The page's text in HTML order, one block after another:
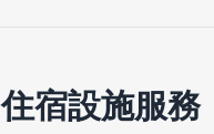
住宿設施服務